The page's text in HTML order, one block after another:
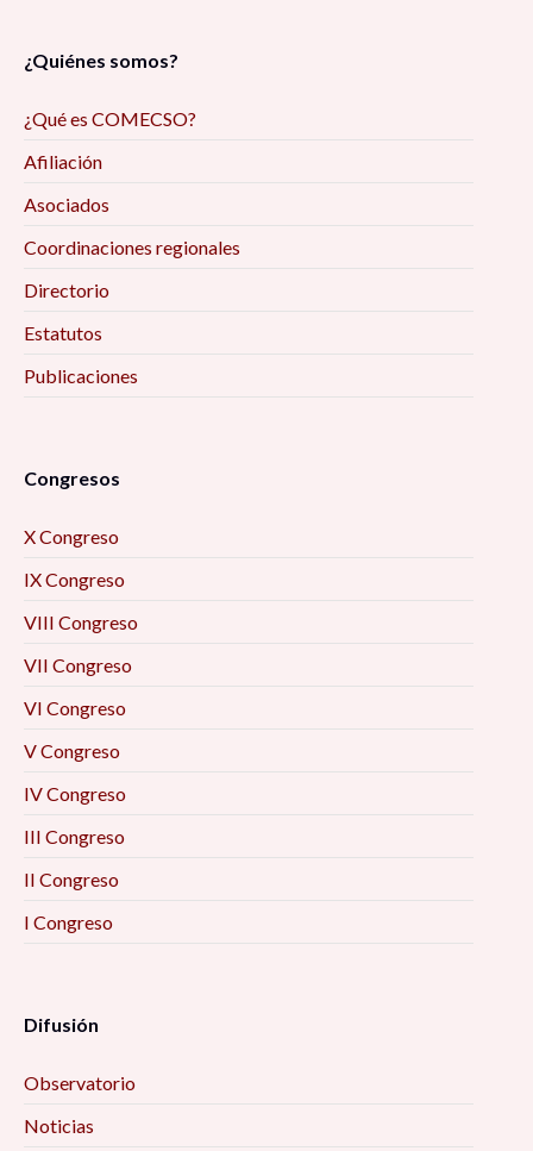
¿Quiénes somos?
¿Qué es COMECSO?
Afiliación
Asociados
Coordinaciones regionales
Directorio
Estatutos
Publicaciones
Congresos
X Congreso
IX Congreso
VIII Congreso
VII Congreso
VI Congreso
V Congreso
IV Congreso
III Congreso
II Congreso
I Congreso
Difusión
Observatorio
Noticias